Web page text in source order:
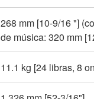
268 mm [10-9/16 "]
de música: 320 mm
11.1 kg [24 libras, 8